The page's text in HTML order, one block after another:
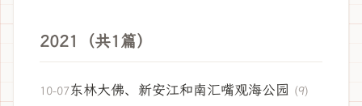
2021（共1篇）
10-07东林大佛、新安江和南汇嘴观海公园 (9)